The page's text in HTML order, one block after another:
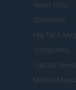
Newz Ohio
Gameland
Hig Tech Mag
Scoop Mag
Lgbtqia News
Motors